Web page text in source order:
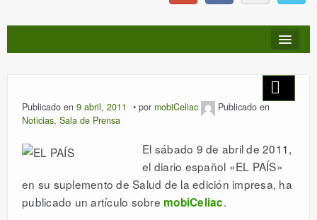
Publicado en 9 abril, 2011 por mobiCeliac
Publicado en
Noticias, Sala de Prensa
El sábado 9 de abril de 2011,
el diario español «EL PAÍS»
en su suplemento de Salud de la edición impresa, ha
publicado un artículo sobre mobiCeliac.